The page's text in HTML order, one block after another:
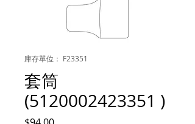
庫存單位： F23351
套筒
(5120002423351 )